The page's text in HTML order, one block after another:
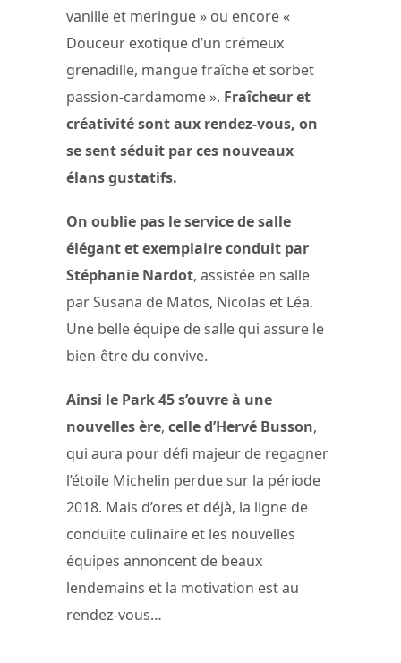
vanille et meringue » ou encore «
Douceur exotique d’un crémeux
grenadille, mangue fraîche et sorbet
passion-cardamome ». Fraîcheur et
créativité sont aux rendez-vous, on
se sent séduit par ces nouveaux
élans gustatifs.
On oublie pas le service de salle
élégant et exemplaire conduit par
Stéphanie Nardot, assistée en salle
par Susana de Matos, Nicolas et Léa.
Une belle équipe de salle qui assure le
bien-être du convive.
Ainsi le Park 45 s’ouvre à une
nouvelles ère, celle d’Hervé Busson,
qui aura pour défi majeur de regagner
l’étoile Michelin perdue sur la période
2018. Mais d’ores et déjà, la ligne de
conduite culinaire et les nouvelles
équipes annoncent de beaux
lendemains et la motivation est au
rendez-vous…